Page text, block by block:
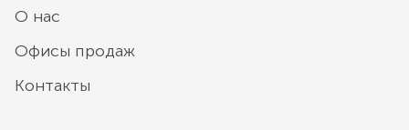
О нас
Офисы продаж
Контакты